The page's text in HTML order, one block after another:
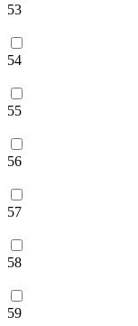
53
54
55
56
57
58
59